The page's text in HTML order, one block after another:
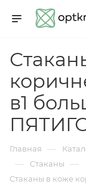
в1
Главная —
— Стаканы —
Стаканы в коже